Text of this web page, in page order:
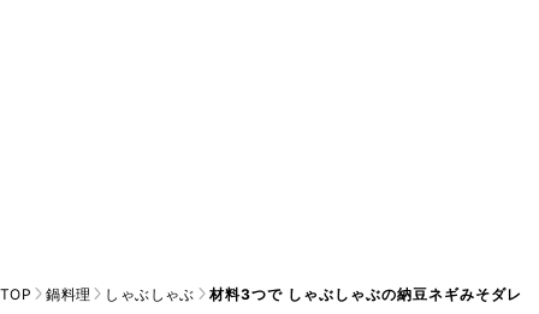
TOP 鍋料理 しゃぶしゃぶ 材料3つで しゃぶしゃぶの納豆ネギみそダレ